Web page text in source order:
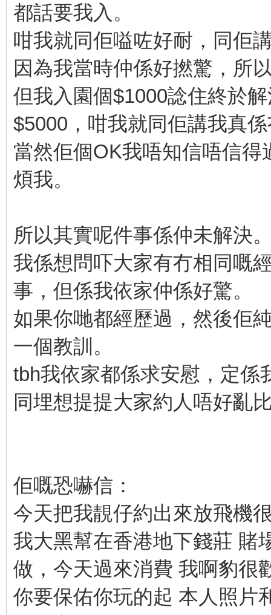
都話要我入。
咁我就同佢嗌咗好耐，同佢
因為我當時仲係好撚驚，所
但我入園個$1000諗住終於
$5000，咁我就同佢講我真
當然佢個OK我唔知信唔信
煩我。
所以其實呢件事係仲未解決
我係想問吓大家有冇相同嘅
事，但係我依家仲係好驚。
如果你哋都經歷過，然後佢
一個教訓。
tbh我依家都係求安慰，定
同埋想提提大家約人唔好亂
佢嘅恐嚇信：
今天把我靚仔約出來放飛機
我大黑幫在香港地下錢莊 賭
做，今天過來消費 我啊豹很
你要保佑你玩的起 本人照片